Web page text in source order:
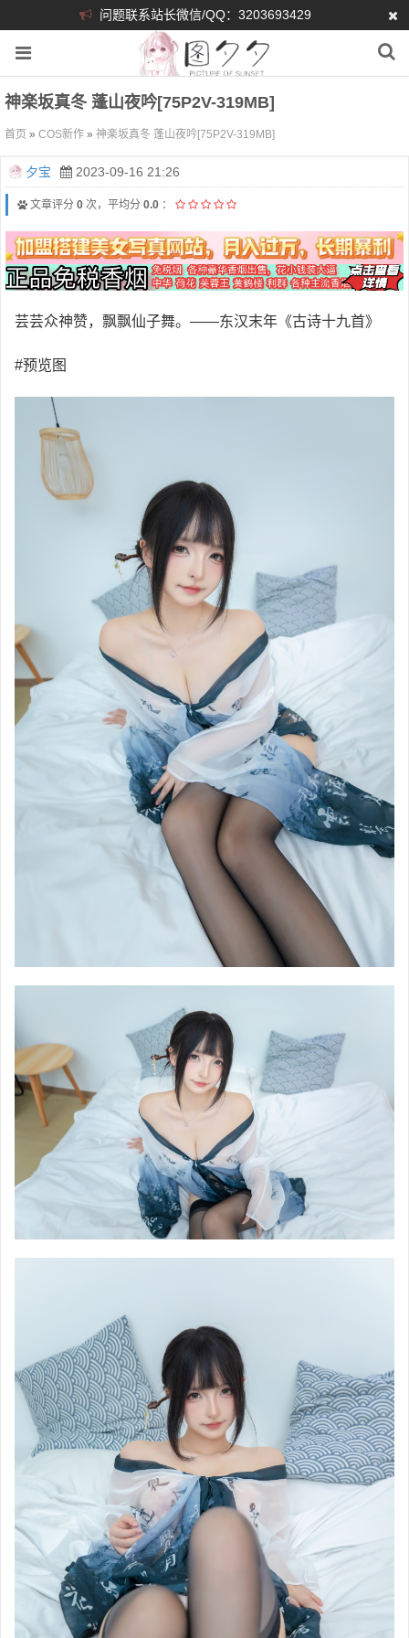
问题联系站长微信/QQ：3203693429
神楽坂真冬 蓬山夜吟[75P2V-319MB]
首页 » COS新作 » 神楽坂真冬 蓬山夜吟[75P2V-319MB]
夕宝 2023-09-16 21:26
文章评分 0 次，平均分 0.0 ：
芸芸众神赞，飘飘仙子舞。——东汉末年《古诗十九首》
#预览图